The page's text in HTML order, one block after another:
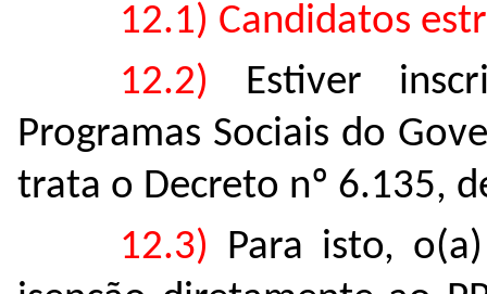
12.1) Candidatos
12.2) Estiver
Programas Sociais do
trata o Decreto nº 6.135,
12.3) Para isto,